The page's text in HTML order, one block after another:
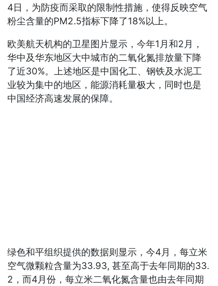
4日，为防疫而采取的限制性措施，使得反映空气
粉尘含量的PM2.5指标下降了18%以上。
欧美航天机构的卫星图片显示，今年1月和2月，
华中及华东地区大中城市的二氧化氮排放量下降
了近30%。上述地区是中国化工、钢铁及水泥工
业较为集中的地区，能源消耗量极大，同时也是
中国经济高速发展的保障。
绿色和平组织提供的数据则显示，今4月，每立米
空气微颗粒含量为33.93, 甚至高于去年同期的33.
2，而4月份，每立米二氧化氮含量也由去年同期